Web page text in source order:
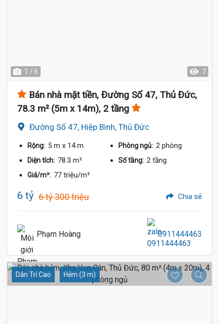
1 / 6 7
Bán nhà mặt tiền, Đường Số 47, Thủ Đức,
78.3 m² (5m x 14m), 2 tầng
Đường Số 47, Hiệp Bình, Thủ Đức
Rộng: 5 m x 14 m Phòng ngủ: 2 phòng
Diện tích: 78.3 m² Số tầng: 2 tầng
Giá/m²: 77 triệu/m²
6 tỷ 6 tỷ 300 triệu Chia sẻ
Phạm Hoàng 0911444463
Dân Trí Cao Hẻm (3 m)